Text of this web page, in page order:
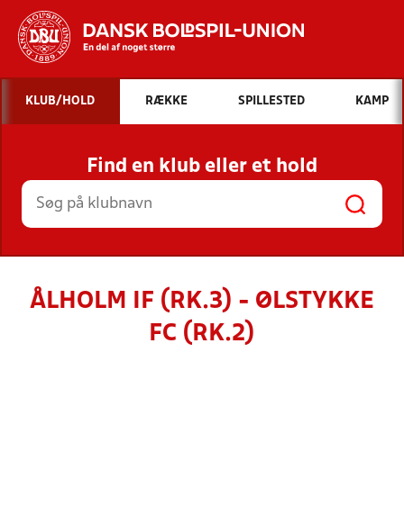
Hvad vil du søge efter?
INDHOLD OG NYHEDER
STILLINGER, RESULTATER, KLUBBER OG
HOLD
KLUB/HOLD RÆKKE SPILLESTED KAMP
Find en klub eller et hold
ÅLHOLM IF (RK.3) - ØLSTYKKE
FC (RK.2)